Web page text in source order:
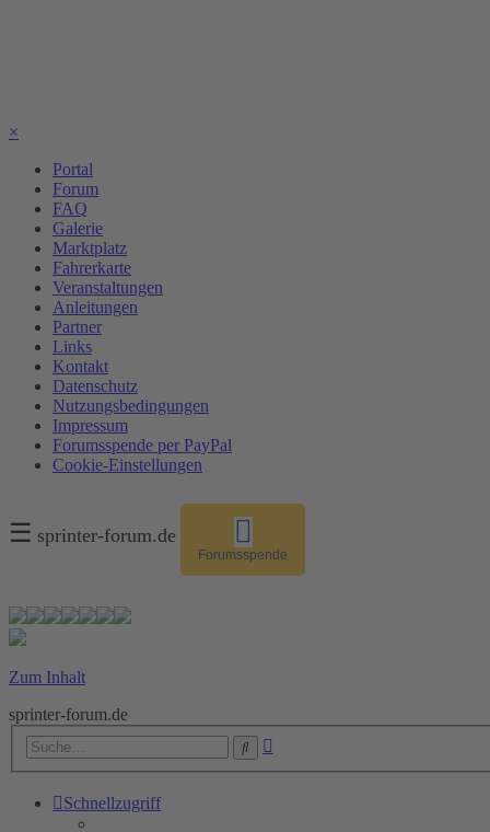
×
Portal
Forum
FAQ
Galerie
Marktplatz
Fahrerkarte
Veranstaltungen
Anleitungen
Partner
Links
Kontakt
Datenschutz
Nutzungsbedingungen
Impressum
Forumsspende per PayPal
Cookie-Einstellungen
☰ sprinter-forum.de
Forumsspende
Zum Inhalt
sprinter-forum.de
Suche
Schnellzugriff